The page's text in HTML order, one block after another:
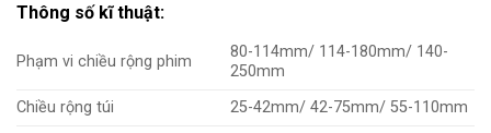
Thông số kĩ thuật:
Phạm vi chiều rộng phim
80-114mm/ 114-180mm/ 140-
250mm
Chiều rộng túi
25-42mm/ 42-75mm/ 55-110mm